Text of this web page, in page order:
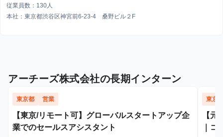
従業員数：130人
本社：東京都渋谷区神宮前6-23-4 桑野ビル２F
アーチーズ株式会社の長期インターン
東京都 営業
【東京/リモート可】グローバルスタートアップ企
業でのセールスアシスタント
東京
【
｜